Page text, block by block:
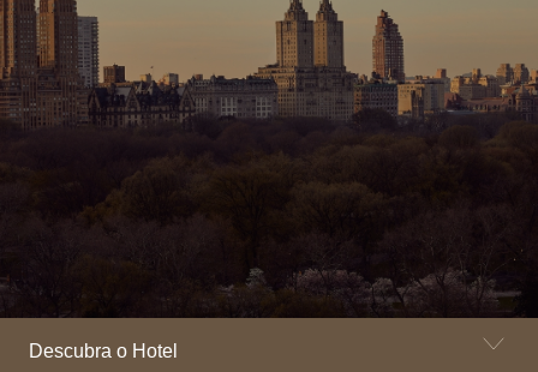
EVENTOS
VILLAS
SHOP | SELEZIONE
DESCUBRA
WHAT'S COOKING
SUSTENTABILIDADE
CONTATO
Descubra o Hotel